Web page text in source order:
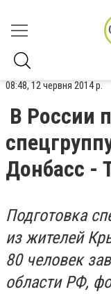
08:48, 12 червня 2014 р.
В России
Донбасс -
Подготовка
из жителей
80 человек
области РФ,